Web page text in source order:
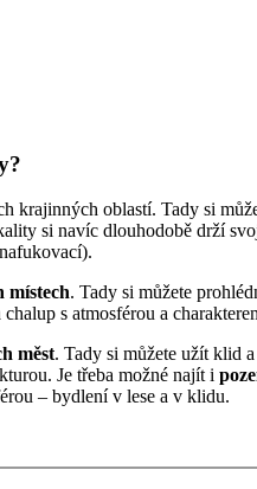
oblastí. Tady si
si navíc dlouhodobě drží
místech. Tady si můžete
chalup s atmosférou a
měst. Tady si můžete užít klid
Je třeba možné najít i
– bydlení v lese a v klidu.